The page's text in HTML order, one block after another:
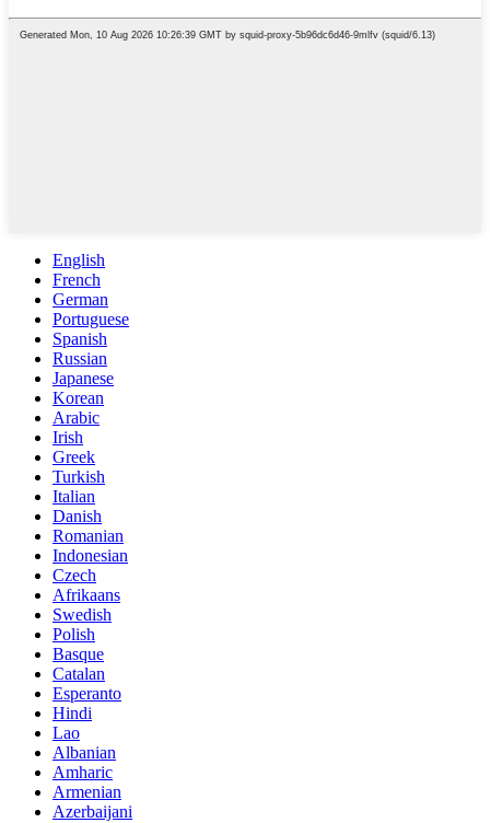
English
French
German
Portuguese
Spanish
Russian
Japanese
Korean
Arabic
Irish
Greek
Turkish
Italian
Danish
Romanian
Indonesian
Czech
Afrikaans
Swedish
Polish
Basque
Catalan
Esperanto
Hindi
Lao
Albanian
Amharic
Armenian
Azerbaijani